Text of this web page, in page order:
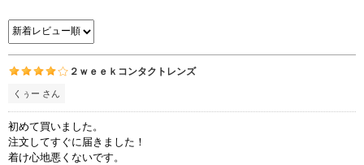
２ｗｅｅｋコンタクトレンズ
くぅー さん
初めて買いました。
注文してすぐに届きました！
着け心地悪くないです。